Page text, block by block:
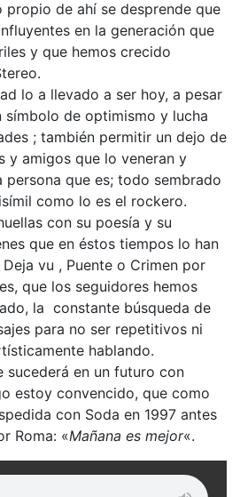
propio de ahí se desprende que
en la generación que
y que hemos crecido
lo a llevado a ser hoy, a pesar
símbolo de optimismo y lucha
; también permitir un dejo de
y amigos que lo veneran y
persona que es; todo sembrado
como lo es el rockero.
con su poesía y su
que en éstos tiempos lo han
vu , Puente o Crimen por
que los seguidores hemos
la constante búsqueda de
para no ser repetitivos ni
hablando.
sucederá en un futuro con
estoy convencido, que como
con Soda en 1997 antes
Roma: «Mañana es mejor«.